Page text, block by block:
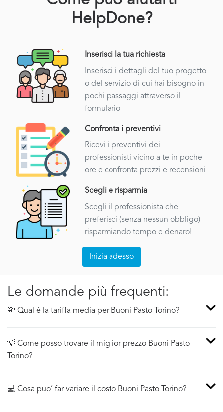
HelpDone?
Inserisci la tua richiesta
Inserisci i dettagli del tuo progetto
o del servizio di cui hai bisogno in
pochi passaggi attraverso il
formulario
Confronta i preventivi
Ricevi i preventivi dei
professionisti vicino a te in poche
ore e confronta prezzi e recensioni
Scegli e risparmia
Scegli il professionista che
preferisci (senza nessun obbligo)
risparmiando tempo e denaro!
Inizia adesso
Le domande più frequenti:
💸 Qual è la tariffa media per Buoni Pasto Torino?
💡 Come posso trovare il miglior prezzo Buoni Pasto
Torino?
💻 Cosa puo’ far variare il costo Buoni Pasto Torino?